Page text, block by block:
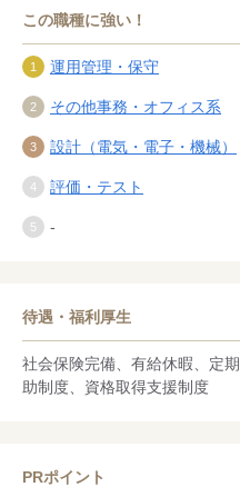
この職種に強い！
運用管理・保守
その他事務・オフィス系
設計（電気・電子・機械）
評価・テスト
-
待遇・福利厚生
社会保険完備、有給休暇、定
助制度、資格取得支援制度
PRポイント